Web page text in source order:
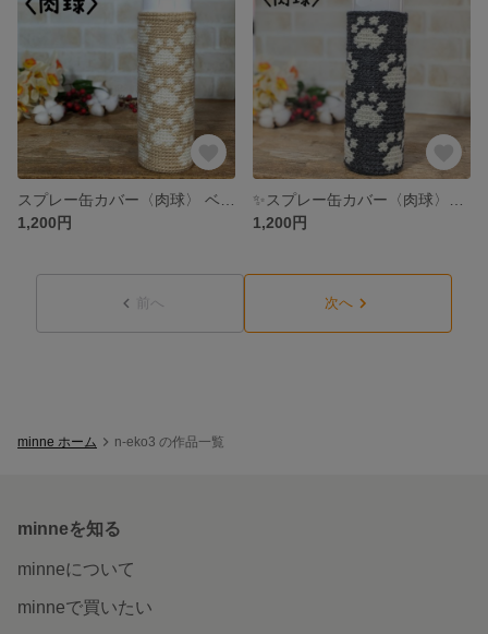
1,200円
1,200円
前へ 次へ
minne ホーム n-eko3 の作品一覧
minneを知る
minneについて
minneで買いたい